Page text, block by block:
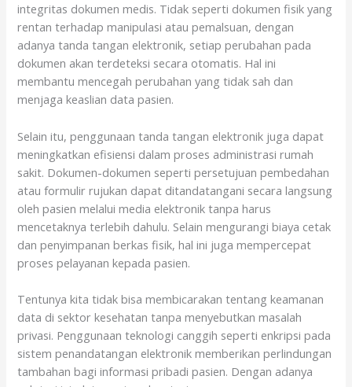
integritas dokumen medis. Tidak seperti dokumen fisik yang
rentan terhadap manipulasi atau pemalsuan, dengan
adanya tanda tangan elektronik, setiap perubahan pada
dokumen akan terdeteksi secara otomatis. Hal ini
membantu mencegah perubahan yang tidak sah dan
menjaga keaslian data pasien.
Selain itu, penggunaan tanda tangan elektronik juga dapat
meningkatkan efisiensi dalam proses administrasi rumah
sakit. Dokumen-dokumen seperti persetujuan pembedahan
atau formulir rujukan dapat ditandatangani secara langsung
oleh pasien melalui media elektronik tanpa harus
mencetaknya terlebih dahulu. Selain mengurangi biaya cetak
dan penyimpanan berkas fisik, hal ini juga mempercepat
proses pelayanan kepada pasien.
Tentunya kita tidak bisa membicarakan tentang keamanan
data di sektor kesehatan tanpa menyebutkan masalah
privasi. Penggunaan teknologi canggih seperti enkripsi pada
sistem penandatangan elektronik memberikan perlindungan
tambahan bagi informasi pribadi pasien. Dengan adanya